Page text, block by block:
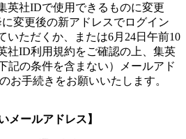
英社IDで使用できるものに変更
変更後の新アドレスでログイン
いただくか、または6月24日午前10
社ID利用規約をご確認の上、集英
記の条件を含まない）メールアド
お手続きをお願いいたします。
メールアドレス】